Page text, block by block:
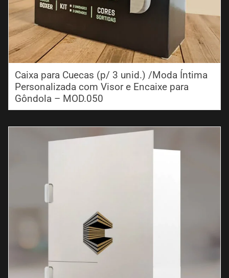
Caixa para Cuecas (p/ 3 unid.) /Moda Íntima
Personalizada com Visor e Encaixe para
Gôndola – MOD.050